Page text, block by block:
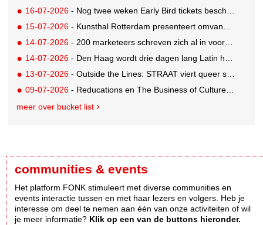
16-07-2026 - Nog twee weken Early Bird tickets beschikbaar voor ADNIGHT
15-07-2026 - Kunsthal Rotterdam presenteert omvangrijke tentoonstelling van Paul Signac en tijdgenoten
14-07-2026 - 200 marketeers schreven zich al in voor Time to Make Sense
14-07-2026 - Den Haag wordt drie dagen lang Latin hoofdstad van Nederland
13-07-2026 - Outside the Lines: STRAAT viert queer street art tijdens World Pride
09-07-2026 - Reducations en The Business of Culture lanceren The Decision Space
meer over bucket list
communities & events
Het platform FONK stimuleert met diverse communities en
events interactie tussen en met haar lezers en volgers. Heb je
interesse om deel te nemen aan één van onze activiteiten of wil
je meer informatie? Klik op een van de buttons hieronder.